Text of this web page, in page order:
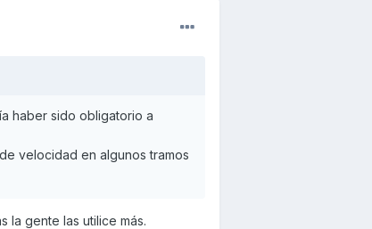
haber sido obligatorio a
velocidad en algunos tramos
la gente las utilice más.